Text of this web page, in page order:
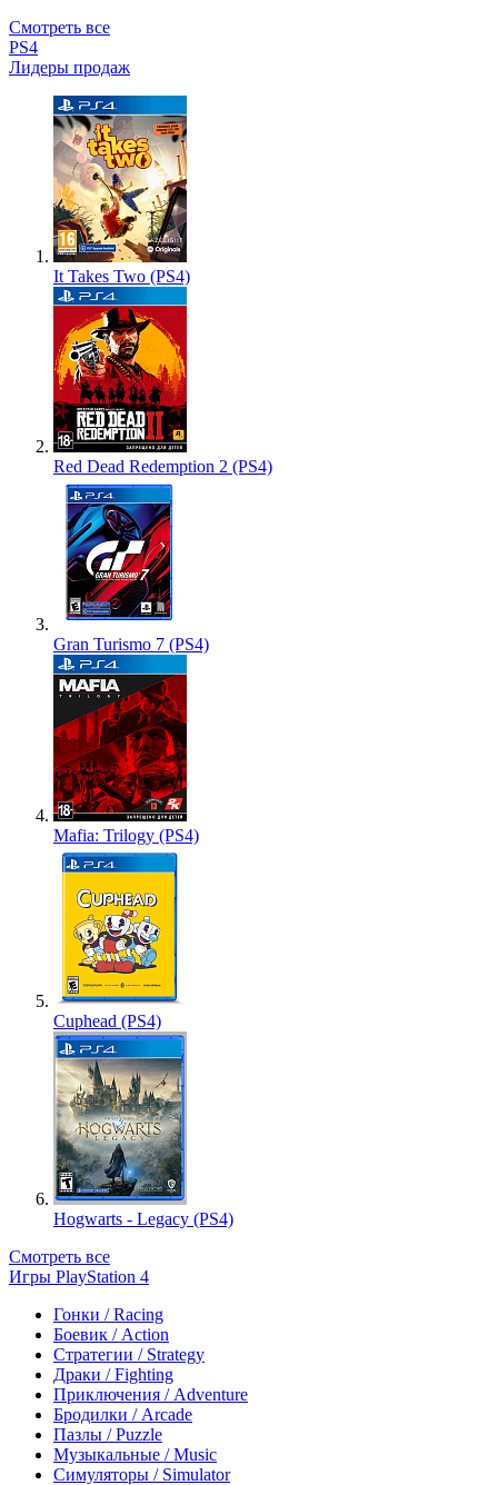
Смотреть все
PS4
Лидеры продаж
It Takes Two (PS4)
Red Dead Redemption 2 (PS4)
Gran Turismo 7 (PS4)
Mafia: Trilogy (PS4)
Cuphead (PS4)
Hogwarts - Legacy (PS4)
Смотреть все
Игры PlayStation 4
Гонки / Racing
Боевик / Action
Стратегии / Strategy
Драки / Fighting
Приключения / Adventure
Бродилки / Arcade
Пазлы / Puzzle
Музыкальные / Music
Симуляторы / Simulator